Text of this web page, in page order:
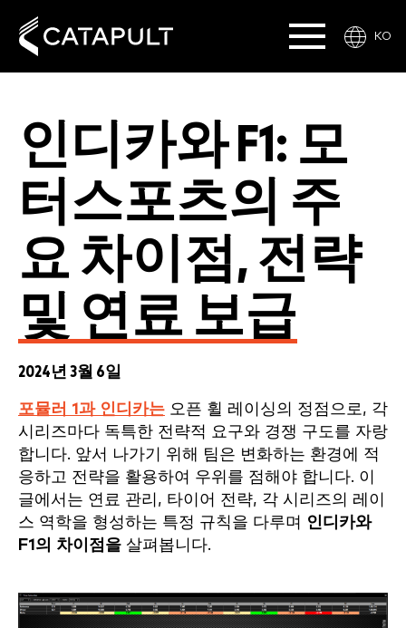
KO
인디카와 F1: 모
터스포츠의 주
요 차이점, 전략
및 연료 보급
2024년 3월 6일
포뮬러 1과 인디카는 오픈 휠 레이싱의 정점으로, 각
시리즈마다 독특한 전략적 요구와 경쟁 구도를 자랑
합니다. 앞서 나가기 위해 팀은 변화하는 환경에 적
응하고 전략을 활용하여 우위를 점해야 합니다. 이
글에서는 연료 관리, 타이어 전략, 각 시리즈의 레이
스 역학을 형성하는 특정 규칙을 다루며 인디카와
F1의 차이점을 살펴봅니다.